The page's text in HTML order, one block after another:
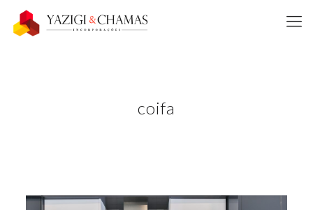
coifa